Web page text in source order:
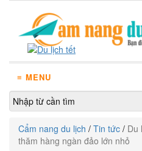
≡ MENU
Cẩm nang du lịch / Tin tức / Du
thăm hàng ngàn đảo lớn nhỏ